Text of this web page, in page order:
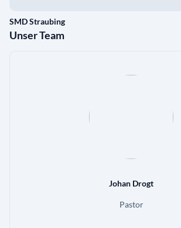
SMD Straubing
Unser Team
Johan Drogt
Pastor